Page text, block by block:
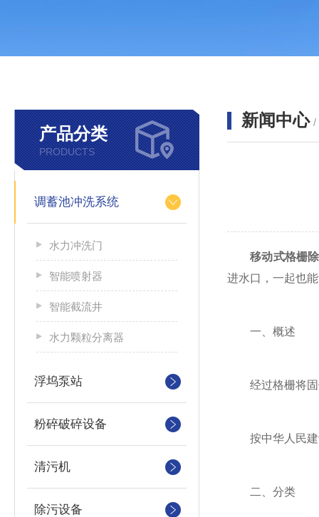
产品分类
PRODUCTS
调蓄池冲洗系统
水力冲洗门
智能喷射器
智能截流井
水力颗粒分离器
浮坞泵站
粉碎破碎设备
清污机
除污设备
新闻中心 /
移动式格栅
进水口，一起也
一、概述
经过格栅将固
按中华人民建
二、分类